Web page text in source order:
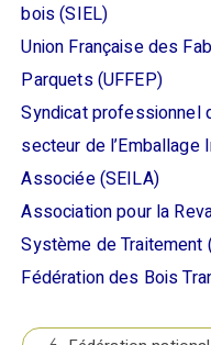
bois (SIEL)
Union Française des
Parquets (UFFEP)
Syndicat professionnel
secteur de
Associée (SEILA)
Association pour la
Système de Traitement
Fédération des Bois